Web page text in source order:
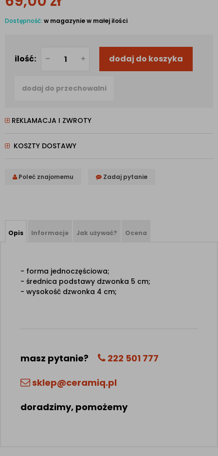
Dostępność: w magazynie w małej ilości
ilość: dodaj do koszyka
dodaj do przechowalni
REKLAMACJA I ZWROTY
KOSZTY DOSTAWY
Poleć znajomemu Zadaj pytanie
Opis Informacje Jak używać? Ocena
- forma jednoczęściowa;
- średnica podstawy dzwonka 5 cm;
- wysokość dzwonka 4 cm;
masz pytanie?
222 501 777
sklep@ceramiq.pl
doradzimy, pomożemy